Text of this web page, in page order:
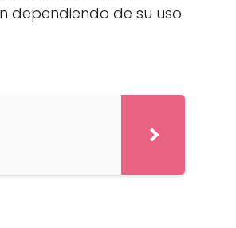
dependiendo de su uso